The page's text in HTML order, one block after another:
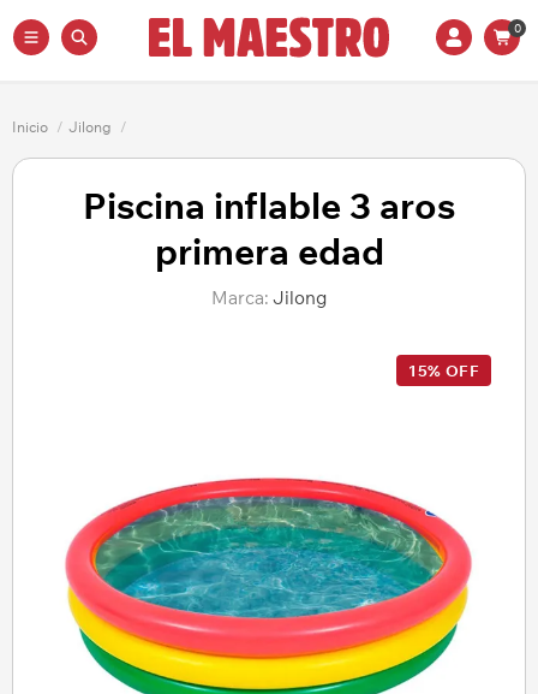
0
Inicio / Jilong /
Piscina inflable 3 aros
primera edad
Marca: Jilong
15% OFF